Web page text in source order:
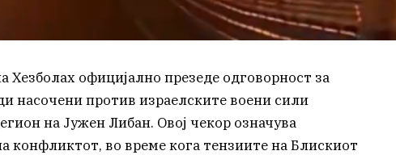
Хезболах официјално презеде одговорност за
насочени против израелските воени сили
на Јужен Либан. Овој чекор означува
конфликтот, во време кога тензиите на Блискиот